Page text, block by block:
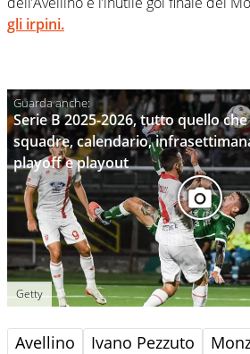
gli irpini.
Serie B 2025-2026, tutto quello che
squadre, calendario,
playoff e playout
Getty
Avellino Ivano Pezzuto